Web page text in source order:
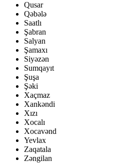
Qusar
Qəbələ
Saatlı
Şabran
Salyan
Şamaxı
Siyəzən
Sumqayıt
Şuşa
Şəki
Xaçmaz
Xankəndi
Xızı
Xocalı
Xocavənd
Yevlax
Zaqatala
Zəngilan